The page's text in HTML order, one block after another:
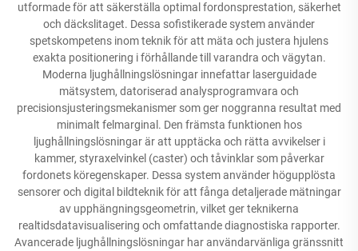
utformade för att säkerställa optimal fordonsprestation, säkerhet
och däckslitaget. Dessa sofistikerade system använder
spetskompetens inom teknik för att mäta och justera hjulens
exakta positionering i förhållande till varandra och vägytan.
Moderna ljughållningslösningar innefattar laserguidade
mätsystem, datoriserad analysprogramvara och
precisionsjusteringsmekanismer som ger noggranna resultat med
minimalt felmarginal. Den främsta funktionen hos
ljughållningslösningar är att upptäcka och rätta avvikelser i
kammer, styraxelvinkel (caster) och tåvinklar som påverkar
fordonets köregenskaper. Dessa system använder högupplösta
sensorer och digital bildteknik för att fånga detaljerade mätningar
av upphängningsgeometrin, vilket ger teknikerna
realtidsdatavisualisering och omfattande diagnostiska rapporter.
Avancerade ljughållningslösningar har användarvänliga gränssnitt